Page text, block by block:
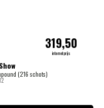
(216 schots)
319,50
internetprijs